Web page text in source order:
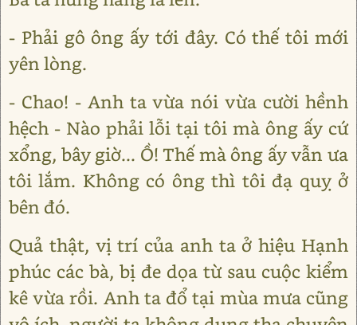
- Phải gô ông ấy tới đây. Có thế tôi mới
yên lòng.
- Chao! - Anh ta vừa nói vừa cười hềnh
hệch - Nào phải lỗi tại tôi mà ông ấy cứ
xổng, bây giờ... Ồ! Thế mà ông ấy vẫn ưa
tôi lắm. Không có ông thì tôi đạ quỵ ở
bên đó.
Quả thật, vị trí của anh ta ở hiệu Hạnh
phúc các bà, bị đe dọa từ sau cuộc kiểm
kê vừa rồi. Anh ta đổ tại mùa mưa cũng